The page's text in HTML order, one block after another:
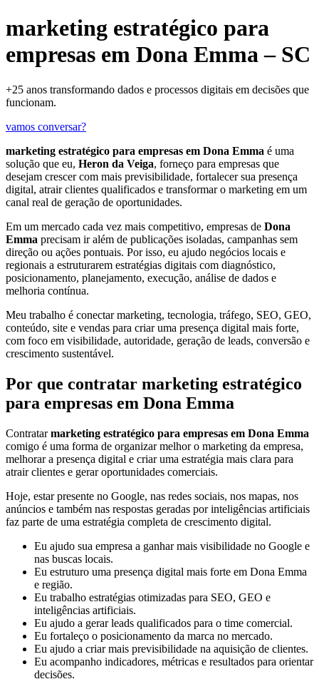
marketing estratégico para
empresas em Dona Emma – SC
+25 anos transformando dados e processos digitais em decisões que
funcionam.
vamos conversar?
marketing estratégico para empresas em Dona Emma é uma
solução que eu, Heron da Veiga, forneço para empresas que
desejam crescer com mais previsibilidade, fortalecer sua presença
digital, atrair clientes qualificados e transformar o marketing em um
canal real de geração de oportunidades.
Em um mercado cada vez mais competitivo, empresas de Dona
Emma precisam ir além de publicações isoladas, campanhas sem
direção ou ações pontuais. Por isso, eu ajudo negócios locais e
regionais a estruturarem estratégias digitais com diagnóstico,
posicionamento, planejamento, execução, análise de dados e
melhoria contínua.
Meu trabalho é conectar marketing, tecnologia, tráfego, SEO, GEO,
conteúdo, site e vendas para criar uma presença digital mais forte,
com foco em visibilidade, autoridade, geração de leads, conversão e
crescimento sustentável.
Por que contratar marketing estratégico
para empresas em Dona Emma
Contratarmarketing estratégico para empresas em Dona Emma
comigo é uma forma de organizar melhor o marketing da empresa,
melhorar a presença digital e criar uma estratégia mais clara para
atrair clientes e gerar oportunidades comerciais.
Hoje, estar presente no Google, nas redes sociais, nos mapas, nos
anúncios e também nas respostas geradas por inteligências artificiais
faz parte de uma estratégia completa de crescimento digital.
Eu ajudo sua empresa a ganhar mais visibilidade no Google e
nas buscas locais.
Eu estruturo uma presença digital mais forte em Dona Emma
e região.
Eu trabalho estratégias otimizadas para SEO, GEO e
inteligências artificiais.
Eu ajudo a gerar leads qualificados para o time comercial.
Eu fortaleço o posicionamento da marca no mercado.
Eu ajudo a criar mais previsibilidade na aquisição de clientes.
Eu acompanho indicadores, métricas e resultados para orientar
decisões.